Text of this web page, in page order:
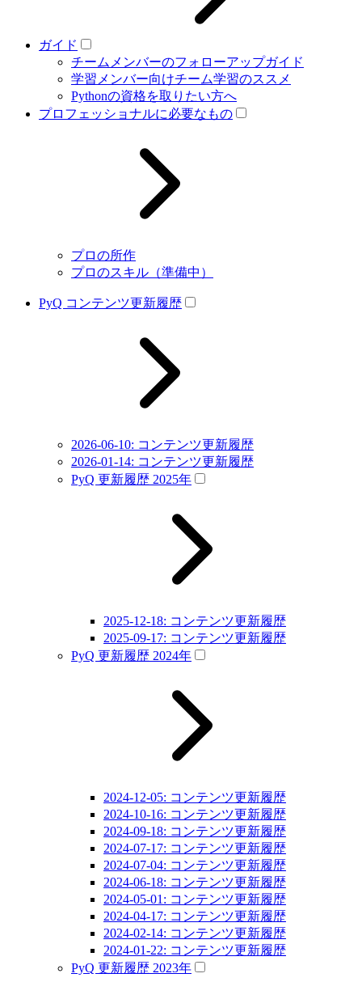
ガイド
チームメンバーのフォローアップガイド
学習メンバー向けチーム学習のススメ
Pythonの資格を取りたい方へ
プロフェッショナルに必要なもの
プロの所作
プロのスキル（準備中）
PyQ コンテンツ更新履歴
2026-06-10: コンテンツ更新履歴
2026-01-14: コンテンツ更新履歴
PyQ 更新履歴 2025年
2025-12-18: コンテンツ更新履歴
2025-09-17: コンテンツ更新履歴
PyQ 更新履歴 2024年
2024-12-05: コンテンツ更新履歴
2024-10-16: コンテンツ更新履歴
2024-09-18: コンテンツ更新履歴
2024-07-17: コンテンツ更新履歴
2024-07-04: コンテンツ更新履歴
2024-06-18: コンテンツ更新履歴
2024-05-01: コンテンツ更新履歴
2024-04-17: コンテンツ更新履歴
2024-02-14: コンテンツ更新履歴
2024-01-22: コンテンツ更新履歴
PyQ 更新履歴 2023年